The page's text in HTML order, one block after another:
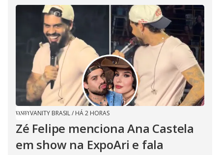
VANITY BRASIL/ HÁ 2 HORAS
Zé Felipe menciona Ana Castela
em show na ExpoAri e fala